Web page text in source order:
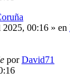
2025, 00:16 » en
porDavid71